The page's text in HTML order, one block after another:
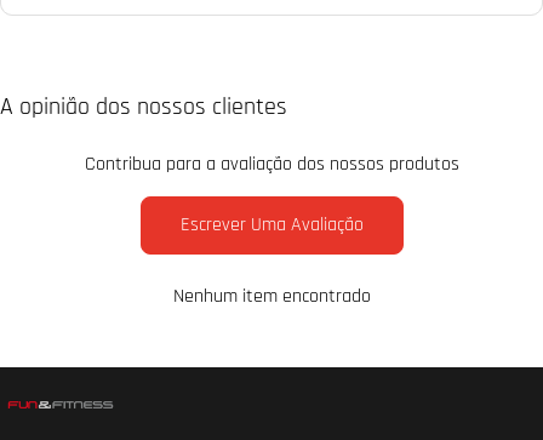
A opinião dos nossos clientes
Contribua para a avaliação dos nossos produtos
Escrever Uma Avaliação
Nenhum item encontrado